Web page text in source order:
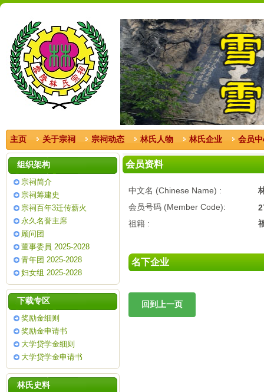
主页 关于宗祠 宗祠动态 林氏人物 林氏企业 会员
组织架构
宗祠简介
宗祠筹建史
宗祠百年3迁传薪火
永久名誉主席
顾问团
董事委員 2025-2028
青年团 2025-2028
妇女组 2025-2028
下载专区
奖励金细则
奖励金申请书
大学贷学金细则
大学贷学金申请书
林氏史料
会员资料
中文名 (Chinese Name) :
会员号码 (Member Code):
祖籍 :
名下企业